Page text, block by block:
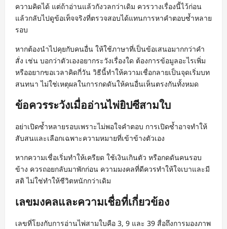
ความคิดได้ แต่ถ้าอ่านแล้วกังวลกว่าเดิม ควรวางเรื่องนี้ไว้ก่อน
แล้วกลับไปดูข้อเท็จจริงที่ตรวจสอบได้แทนการหาคำตอบซ้ำหลาย
รอบ
หากต้องนำไปคุยกับคนอื่น ให้ใช้ภาษาที่เป็นข้อเสนอมากกว่าคำ
สั่ง เช่น บอกว่าตัวเองอยากระวังเรื่องใด ต้องการข้อมูลอะไรเพิ่ม
หรืออยากขอเวลาคิดกี่วัน วิธีนี้ทำให้ความเชื่อกลายเป็นจุดเริ่มบท
สนทนา ไม่ใช่เหตุผลในการกดดันให้คนอื่นเห็นตรงกันทั้งหมด
ข้อควรระวังเมื่ออ่านไพ่ยิปซีสามใบ
อย่าเปิดซ้ำหลายรอบเพราะไม่พอใจคำตอบ การเปิดซ้ำอาจทำให้
สับสนและเลือกเฉพาะความหมายที่เข้าข้างตัวเอง
หากความเชื่อเริ่มทำให้เครียด ใช้เงินเกินตัว หรือกดดันคนรอบ
ข้าง ควรถอยกลับมาพักก่อน ความมงคลที่ดีควรทำให้ใจเบาและมี
สติ ไม่ใช่ทำให้ชีวิตหนักกว่าเดิม
เลขมงคลและความเชื่อที่เกี่ยวข้อง
เลขที่โยงกับการอ่านไพ่สามใบคือ 3, 9 และ 39 สื่อถึงการมองภาพ